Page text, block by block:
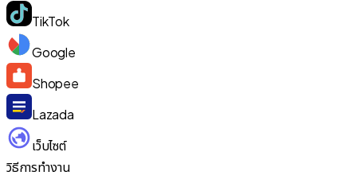
TikTok
Google
Shopee
Lazada
เว็บไซต์
วิธีการทำงาน